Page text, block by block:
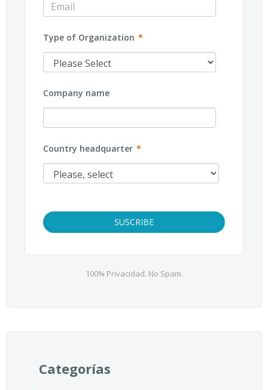
Type of Organization *
Company name
Country headquarter *
100% Privacidad. No Spam.
Categorías